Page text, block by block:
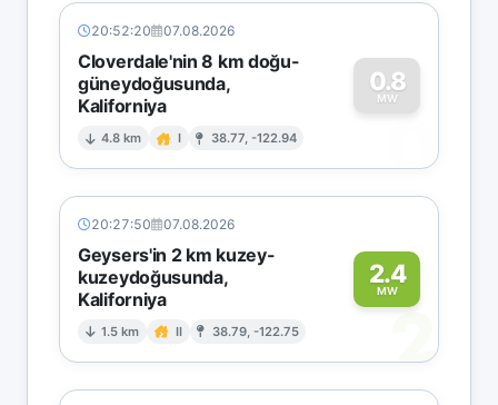
20:52:20 07.08.2026
Cloverdale'nin 8 km doğu-
güneydoğusunda,
Kaliforniya
4.8 km I 38.77, -122.94
0.8
MW
0
20:27:50 07.08.2026
Geysers'in 2 km kuzey-
kuzeydoğusunda,
Kaliforniya
1.5 km II 38.79, -122.75
2.4
MW
2